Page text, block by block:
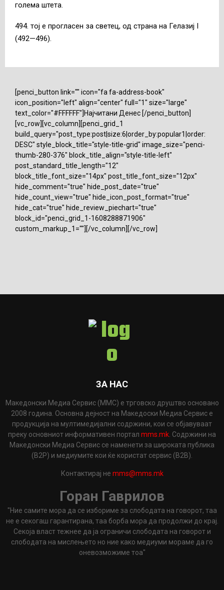
голема штета.
494. тој е прогласен за светец, од страна на Гелазиј I
(492—496).
[penci_button link="" icon="fa fa-address-book"
icon_position="left" align="center" full="1" size="large"
text_color="#FFFFFF"]Најчитани Денес [/penci_button]
[vc_row][vc_column][penci_grid_1
build_query="post_type:post|size:6|order_by:popular1|order:
DESC" style_block_title="style-title-grid" image_size="penci-
thumb-280-376" block_title_align="style-title-left"
post_standard_title_length="12"
block_title_font_size="14px" post_title_font_size="12px"
hide_comment="true" hide_post_date="true"
hide_count_view="true" hide_icon_post_format="true"
hide_cat="true" hide_review_piechart="true"
block_id="penci_grid_1-1608288871906"
custom_markup_1=""][/vc_column][/vc_row]
ЗА НАС
Македонски Медиа Сервис (ММС) е трговско друштво основано
2008 година. Основна дејност на Македоски Медиа Сервис е
продукција на мултимедијални содржини, кои се објавуваат
преку основниот информативен портал mms.mk. Содржини на
Македонски Медиа Сервис се наменети за широката публика
(B2P) и медиумите кои ќе користат сервис (B2B).
Контактирај не mms@mms.mk
Горан Гаврилов
"Ние самите мора да се избориме за слободата на говорот, таа
не е секогаш гарантирана, таа борба мора да продолжи до крај.
Секоја власт тежнее да ја ограничи слободата на говорот и
слободата на мислењето но ние како медиуми мораме да го
оневозможиме тоа"